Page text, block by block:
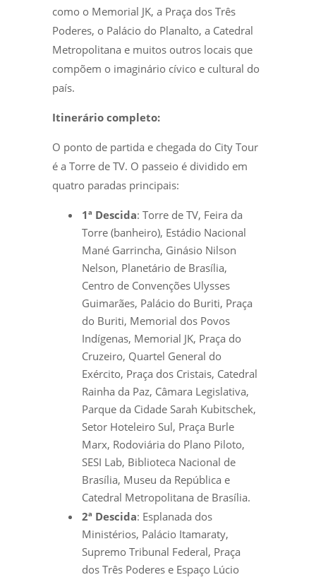
como o Memorial JK, a Praça dos Três
Poderes, o Palácio do Planalto, a Catedral
Metropolitana e muitos outros locais que
compõem o imaginário cívico e cultural do
país.
Itinerário completo:
O ponto de partida e chegada do City Tour
é a Torre de TV. O passeio é dividido em
quatro paradas principais:
1ª Descida: Torre de TV, Feira da
Torre (banheiro), Estádio Nacional
Mané Garrincha, Ginásio Nilson
Nelson, Planetário de Brasília,
Centro de Convenções Ulysses
Guimarães, Palácio do Buriti, Praça
do Buriti, Memorial dos Povos
Indígenas, Memorial JK, Praça do
Cruzeiro, Quartel General do
Exército, Praça dos Cristais, Catedral
Rainha da Paz, Câmara Legislativa,
Parque da Cidade Sarah Kubitschek,
Setor Hoteleiro Sul, Praça Burle
Marx, Rodoviária do Plano Piloto,
SESI Lab, Biblioteca Nacional de
Brasília, Museu da República e
Catedral Metropolitana de Brasília.
2ª Descida: Esplanada dos
Ministérios, Palácio Itamaraty,
Supremo Tribunal Federal, Praça
dos Três Poderes e Espaço Lúcio